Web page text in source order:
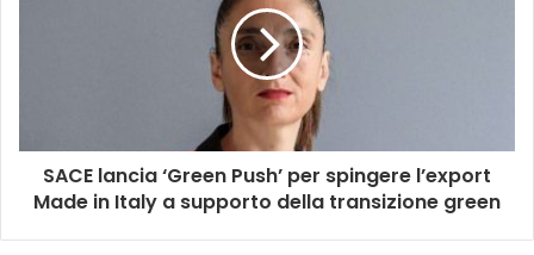
SACE lancia ‘Green Push’ per spingere l’export
Made in Italy a supporto della transizione green